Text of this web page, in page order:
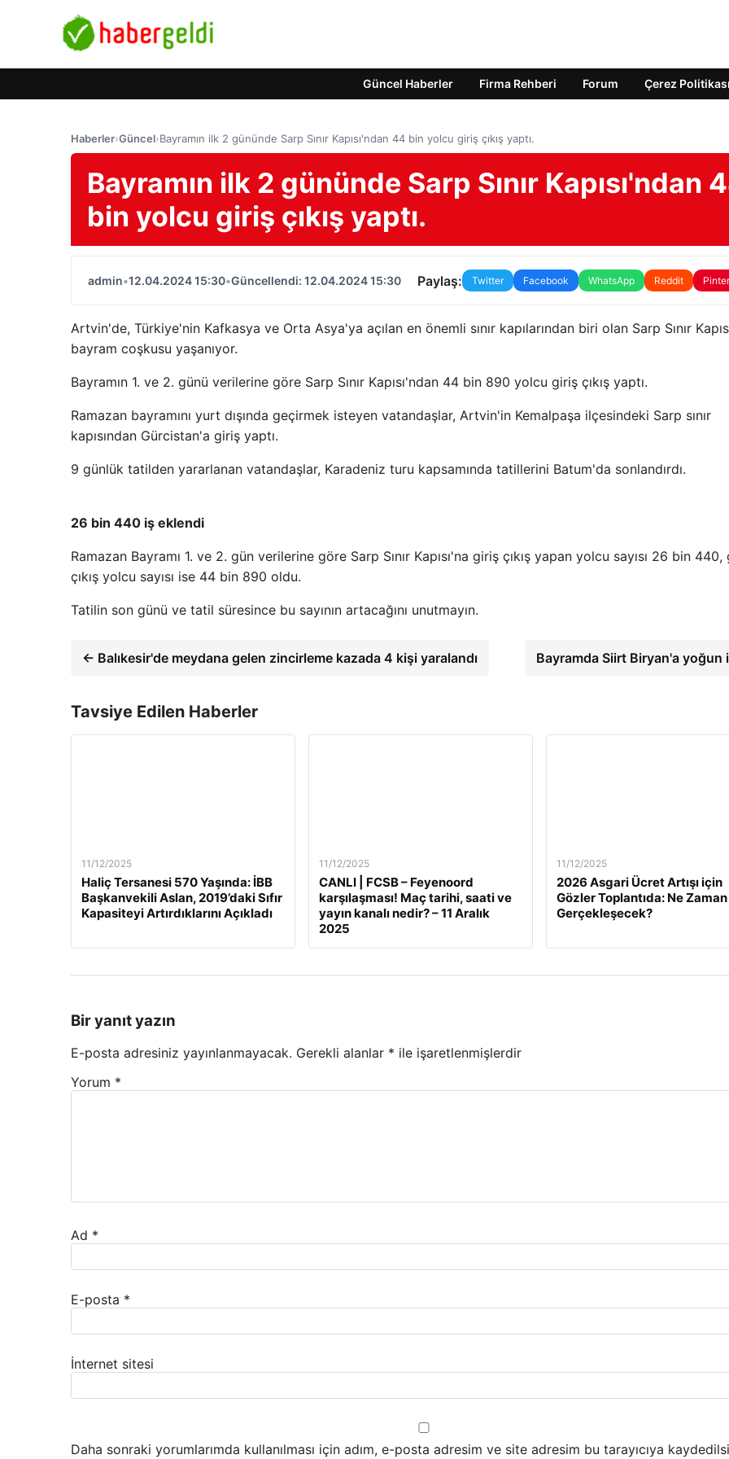
Güncel Haberler Firma Rehberi Forum Çerez Politikası
Haberler›Güncel›Bayramın ilk 2 gününde Sarp Sınır Kapısı'ndan 44 bin yolcu giriş çıkış yaptı.
Bayramın ilk 2 gününde Sarp Sınır Kapısı'ndan
bin yolcu giriş çıkış yaptı.
admin•12.04.2024 15:30•Güncellendi: 12.04.2024 15:30 Paylaş: Twitter Facebook WhatsApp Reddit
Artvin'de, Türkiye'nin Kafkasya ve Orta Asya'ya açılan en önemli sınır kapılarından biri olan Sarp Sınır
bayram coşkusu yaşanıyor.
Bayramın 1. ve 2. günü verilerine göre Sarp Sınır Kapısı'ndan 44 bin 890 yolcu giriş çıkış yaptı.
Ramazan bayramını yurt dışında geçirmek isteyen vatandaşlar, Artvin'in Kemalpaşa ilçesindeki Sarp sınır
kapısından Gürcistan'a giriş yaptı.
9 günlük tatilden yararlanan vatandaşlar, Karadeniz turu kapsamında tatillerini Batum'da sonlandırdı.
26 bin 440 iş eklendi
Ramazan Bayramı 1. ve 2. gün verilerine göre Sarp Sınır Kapısı'na giriş çıkış yapan yolcu sayısı 26 bin 440,
çıkış yolcu sayısı ise 44 bin 890 oldu.
Tatilin son günü ve tatil süresince bu sayının artacağını unutmayın.
← Balıkesir'de meydana gelen zincirleme kazada 4 kişi yaralandı Bayramda Siirt Biryan'a yoğun
Tavsiye Edilen Haberler
11/12/2025
Haliç Tersanesi 570 Yaşında: İBB
Başkanvekili Aslan, 2019’daki Sıfır
Kapasiteyi Artırdıklarını Açıkladı
11/12/2025
CANLI | FCSB – Feyenoord
karşılaşması! Maç tarihi, saati ve
yayın kanalı nedir? – 11 Aralık
2025
11/12/2025
2026 Asgari Ücret Artışı için
Gözler Toplantıda: Ne Zaman
Gerçekleşecek?
Bir yanıt yazın
E-posta adresiniz yayınlanmayacak. Gerekli alanlar * ile işaretlenmişlerdir
Yorum *
Ad *
E-posta *
İnternet sitesi
Daha sonraki yorumlarımda kullanılması için adım, e-posta adresim ve site adresim bu tarayıcıya